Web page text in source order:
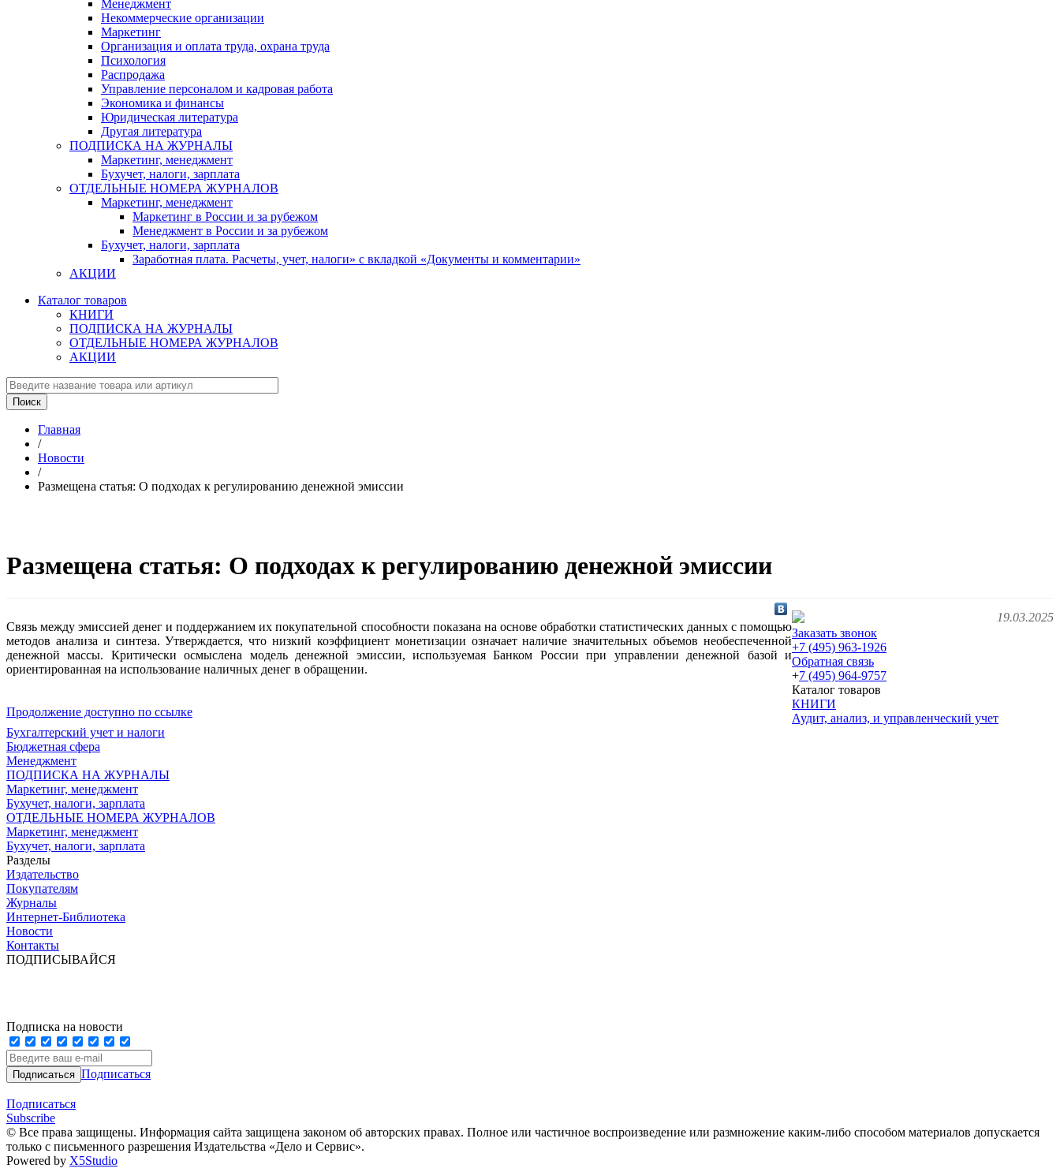
Менеджмент
Некоммерческие организации
Маркетинг
Организация и оплата труда, охрана труда
Психология
Распродажа
Управление персоналом и кадровая работа
Экономика и финансы
Юридическая литература
Другая литература
ПОДПИСКА НА ЖУРНАЛЫ
Маркетинг, менеджмент
Бухучет, налоги, зарплата
ОТДЕЛЬНЫЕ НОМЕРА ЖУРНАЛОВ
Маркетинг, менеджмент
Маркетинг в России и за рубежом
Менеджмент в России и за рубежом
Бухучет, налоги, зарплата
Заработная плата. Расчеты, учет, налоги» с вкладкой «Документы и комментарии»
АКЦИИ
Каталог товаров
КНИГИ
ПОДПИСКА НА ЖУРНАЛЫ
ОТДЕЛЬНЫЕ НОМЕРА ЖУРНАЛОВ
АКЦИИ
Главная
/
Новости
/
Размещена статья: О подходах к регулированию денежной эмиссии
Размещена статья: О подходах к регулированию денежной эмиссии
Связь между эмиссией денег и поддержанием их покупательной способности показана на основе обработки статистических данных с помощью
методов анализа и синтеза. Утверждается, что низкий коэффициент монетизации означает наличие значительных объемов необеспеченной
денежной массы. Критически осмыслена модель денежной эмиссии, используемая Банком России при управлении денежной базой и
ориентированная на использование наличных денег в обращении.
Продолжение доступно по ссылке
19.03.2025
Заказать звонок
+7 (495) 963-1926
Обратная связь
+7 (495) 964-9757
Каталог товаров
КНИГИ
Аудит, анализ, и управленческий учет
Бухгалтерский учет и налоги
Бюджетная сфера
Менеджмент
ПОДПИСКА НА ЖУРНАЛЫ
Маркетинг, менеджмент
Бухучет, налоги, зарплата
ОТДЕЛЬНЫЕ НОМЕРА ЖУРНАЛОВ
Маркетинг, менеджмент
Бухучет, налоги, зарплата
Разделы
Издательство
Покупателям
Журналы
Интернет-Библиотека
Новости
Контакты
ПОДПИСЫВАЙСЯ
Подписка на новости
Подписаться
Подписаться
Subscribe
© Все права защищены. Информация сайта защищена законом об авторских правах. Полное или частичное воспроизведение или размножение каким-либо способом материалов допускается
только с письменного разрешения Издательства «Дело и Сервис».
Powered by X5Studio